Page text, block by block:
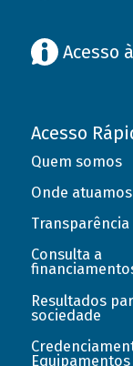
Acesso
Acesso
Quem somos
Onde atuamos
Transparência
Consulta a
Resultados
sociedade
Equipamentos